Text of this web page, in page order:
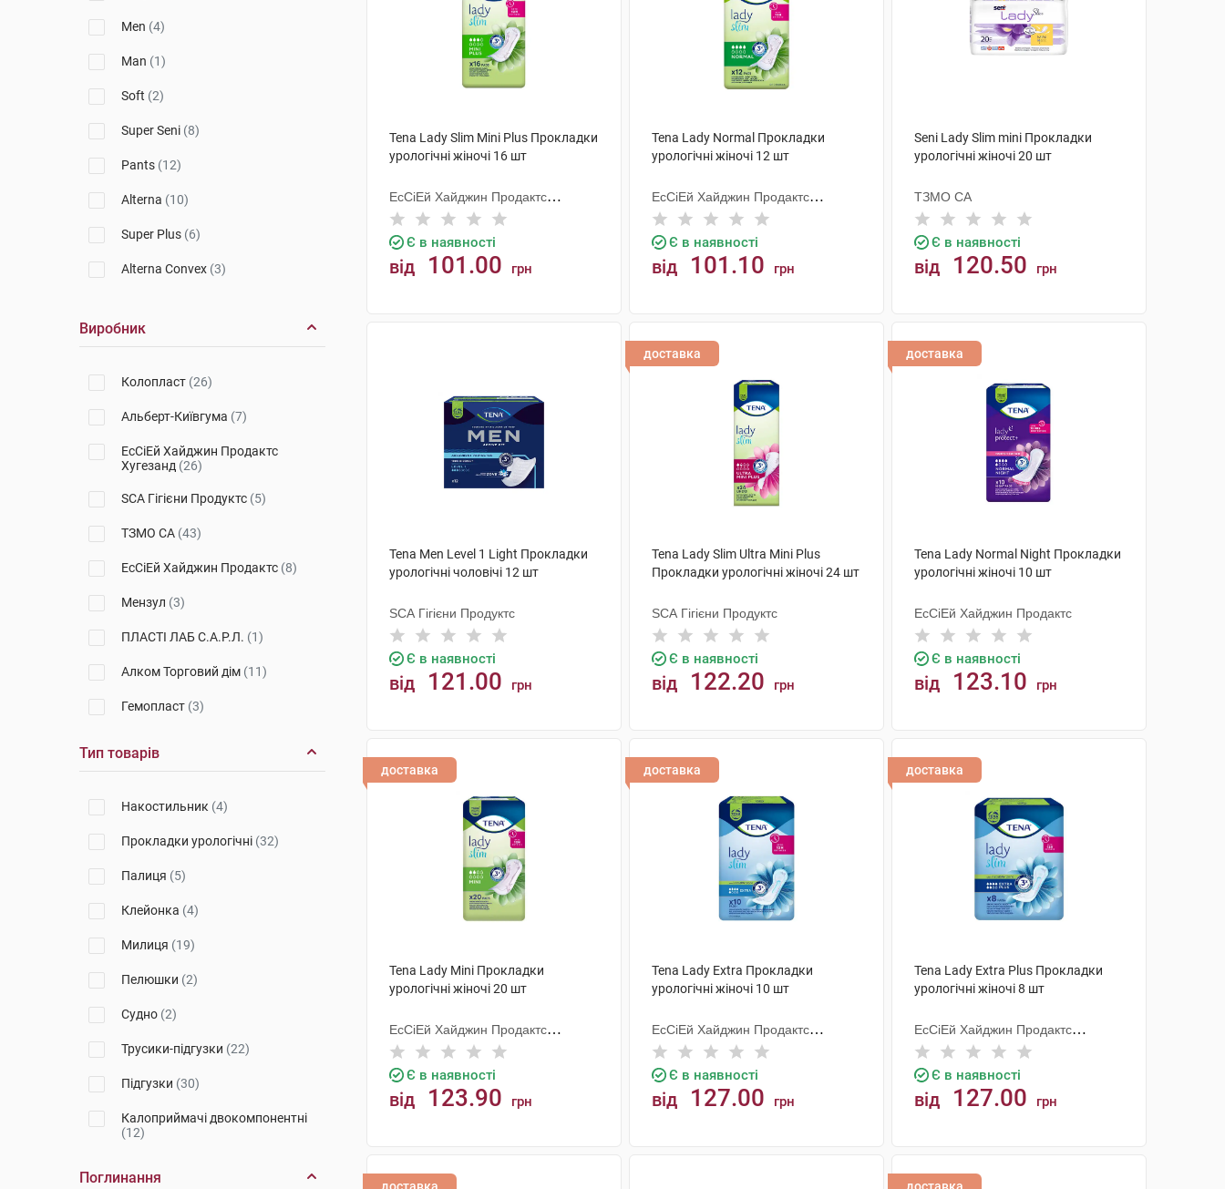
Men (4)
Man (1)
Soft (2)
Super Seni (8)
Pants (12)
Alterna (10)
Super Plus (6)
Alterna Convex (3)
Active Normal
Standard (2)
Виробник
Колопласт (26)
Альберт-Київгума (7)
ЕсСіЕй Хайджин Продактс
Хугезанд (26)
SCA Гігієни Продуктс (5)
ТЗМО СА (43)
ЕсСіЕй Хайджин Продактс (8)
Мензул (3)
ПЛАСТІ ЛАБ С.А.Р.Л. (1)
Алком Торговий дім (11)
Гемопласт (3)
Київгума(1)
Норма-Трейд(4)
ТМП Груп(1)
Укрмедтекстиль
Ессіті Оперейшнс Хугезанд Б.В.
Технолоджі
Торос-Груп(2)
ТОВ Біодекс (Україна)
Езкар(1)
Тип товарів
Накостильник (4)
Прокладки урологічні (32)
Палиця (5)
Клейонка (4)
Милиця (19)
Пелюшки (2)
Судно (2)
Трусики-підгузки (22)
Підгузки (30)
Калоприймачі двокомпонентні
(12)
Поглинання
Tena Lady Slim Mini Plus Прокладки
урологічні жіночі 16 шт
ЕсСіЕй Хайджин Продактс
Хугезанд
Є в наявності
від 101.00 грн
Tena Lady Normal Прокладки
урологічні жіночі 12 шт
ЕсСіЕй Хайджин Продактс
Хугезанд
Є в наявності
від 101.10 грн
Seni Lady Slim mini Прокладки
урологічні жіночі 20 шт
ТЗМО СА
Є в наявності
від 120.50 грн
Tena Men Level 1 Light Прокладки
урологічні чоловічі 12 шт
SCA Гігієни Продуктс
Є в наявності
від 121.00 грн
доставка
Tena Lady Slim Ultra Mini Plus
Прокладки урологічні жіночі 24 шт
SCA Гігієни Продуктс
Є в наявності
від 122.20 грн
доставка
Tena Lady Normal Night Прокладки
урологічні жіночі 10 шт
ЕсСіЕй Хайджин Продактс
Є в наявності
від 123.10 грн
доставка
Tena Lady Mini Прокладки
урологічні жіночі 20 шт
ЕсСіЕй Хайджин Продактс
Хугезанд
Є в наявності
від 123.90 грн
доставка
Tena Lady Extra Прокладки
урологічні жіночі 10 шт
ЕсСіЕй Хайджин Продактс
Хугезанд
Є в наявності
від 127.00 грн
доставка
Tena Lady Extra Plus Прокладки
урологічні жіночі 8 шт
ЕсСіЕй Хайджин Продактс
Хугезанд
Є в наявності
від 127.00 грн